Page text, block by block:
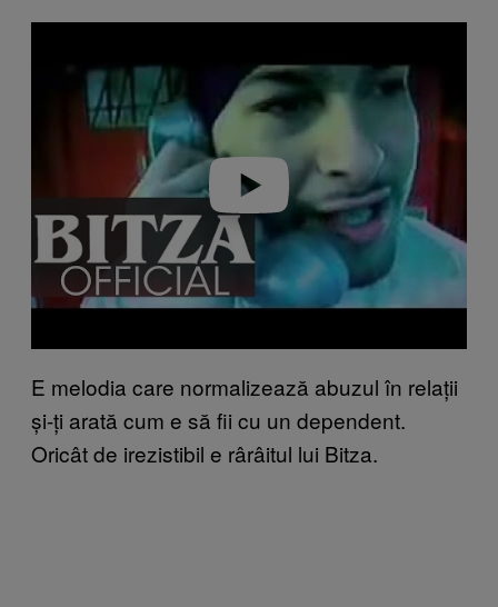
E melodia care normalizează abuzul în relații
și-ți arată cum e să fii cu un dependent.
Oricât de irezistibil e rârâitul lui Bitza.